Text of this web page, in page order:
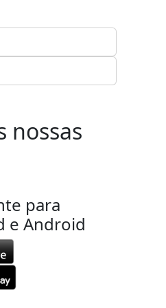
nossas
para
e Android